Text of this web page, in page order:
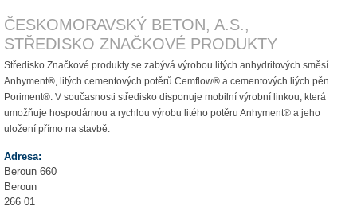
ČESKOMORAVSKÝ BETON, A.S.,
STŘEDISKO ZNAČKOVÉ PRODUKTY
Středisko Značkové produkty se zabývá výrobou litých anhydritových směsí
Anhyment®, litých cementových potěrů Cemflow® a cementových liých pěn
Poriment®. V současnosti středisko disponuje mobilní výrobní linkou, která
umožňuje hospodárnou a rychlou výrobu litého potěru Anhyment® a jeho
uložení přímo na stavbě.
Adresa:
Beroun 660
Beroun
266 01